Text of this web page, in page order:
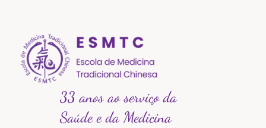
33 anos ao serviço da
Saúde e da Medicina